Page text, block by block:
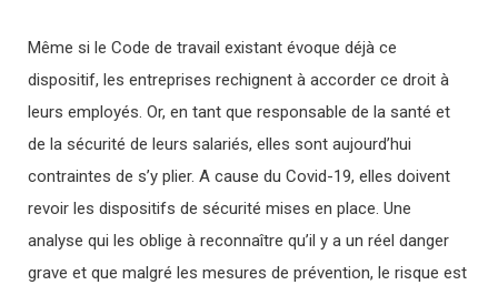
Même si le Code de travail existant évoque déjà ce
dispositif, les entreprises rechignent à accorder ce droit à
leurs employés. Or, en tant que responsable de la santé et
de la sécurité de leurs salariés, elles sont aujourd’hui
contraintes de s’y plier. A cause du Covid-19, elles doivent
revoir les dispositifs de sécurité mises en place. Une
analyse qui les oblige à reconnaître qu’il y a un réel danger
grave et que malgré les mesures de prévention, le risque est